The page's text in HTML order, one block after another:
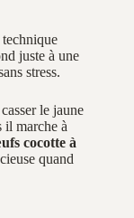
juste à une
stress.
le jaune
il marche à
cocotte à
quand